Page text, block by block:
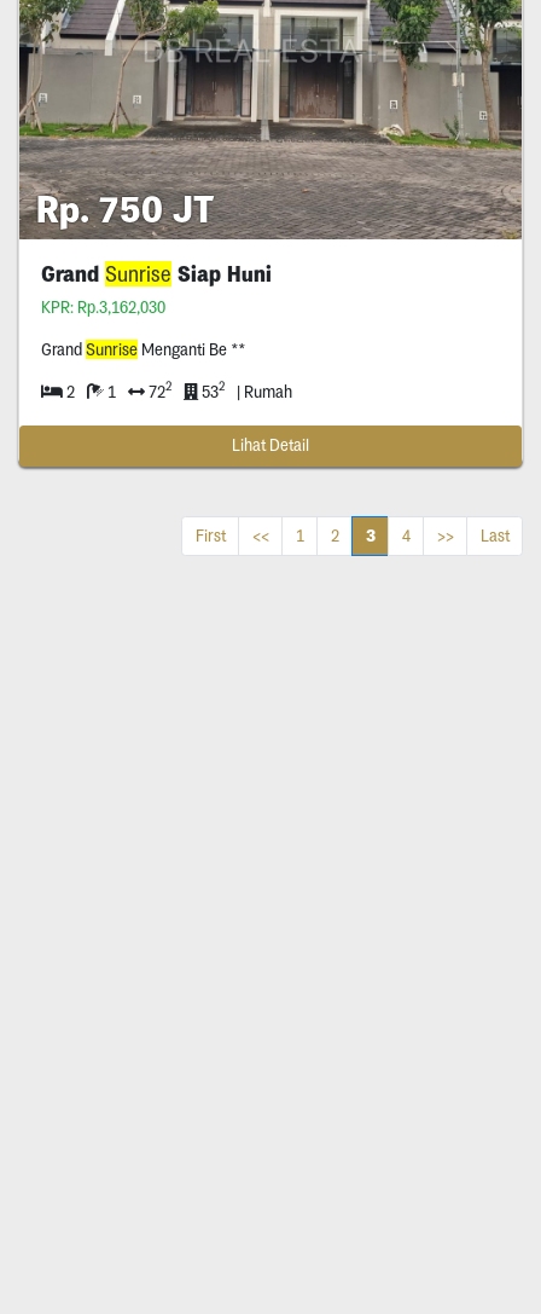
Rp. 750 JT
Grand Sunrise Siap Huni
KPR: Rp.3,162,030
Grand SunriseMenganti Be **
2 1 722 532 | Rumah
Lihat Detail
First << 1 2 3 4 >> Last